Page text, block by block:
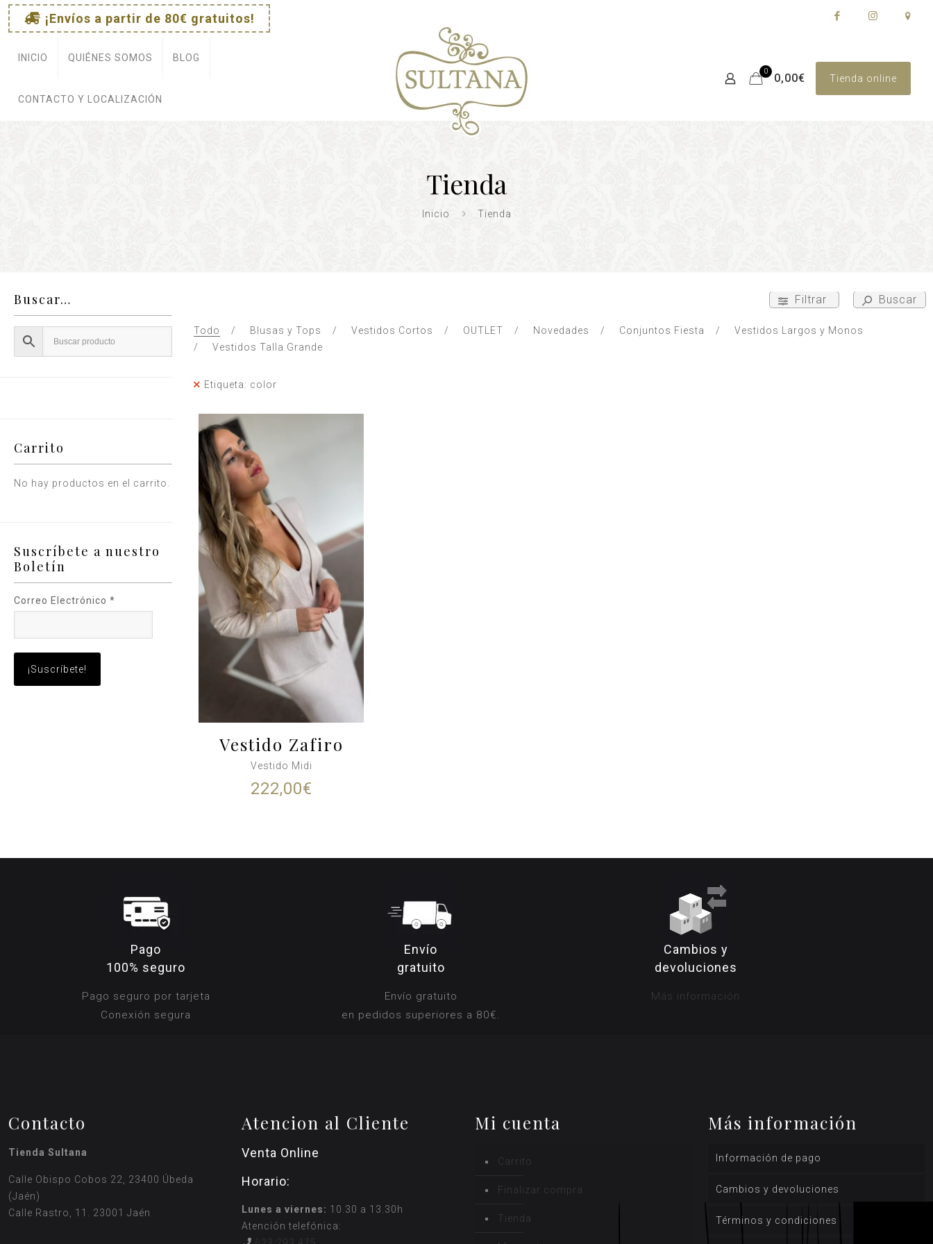
¡Envíos a partir de 80€ gratuitos!
INICIO QUIÉNES SOMOS BLOG
CONTACTO Y LOCALIZACIÓN
0
0,00€ Tienda online
Tienda
Inicio Tienda
Filtrar Buscar
Todo Blusas y Tops Vestidos Cortos OUTLET Novedades Conjuntos Fiesta
Vestidos Largos y Monos
Vestidos Talla Grande
Etiqueta: color
Vestido Zafiro
Vestido Midi
222,00€
Buscar…
Carrito
No hay productos en el carrito.
Suscríbete a nuestro
Boletín
Correo Electrónico *
Pago
100% seguro
Pago seguro por tarjeta
Conexión segura
Envío
gratuito
Envío gratuito
en pedidos superiores a 80€.
Cambios y
devoluciones
Más información
Contacto
Tienda Sultana
Calle Obispo Cobos 22, 23400 Úbeda
(Jaén)
Calle Rastro, 11. 23001 Jaén
Atencion al Cliente
Venta Online
Horario:
Lunes a viernes: 10.30 a 13.30h
Atención telefónica:
Mi cuenta
Carrito
Finalizar compra
Tienda
Más información
Información de pago
Cambios y devoluciones
Términos y condiciones